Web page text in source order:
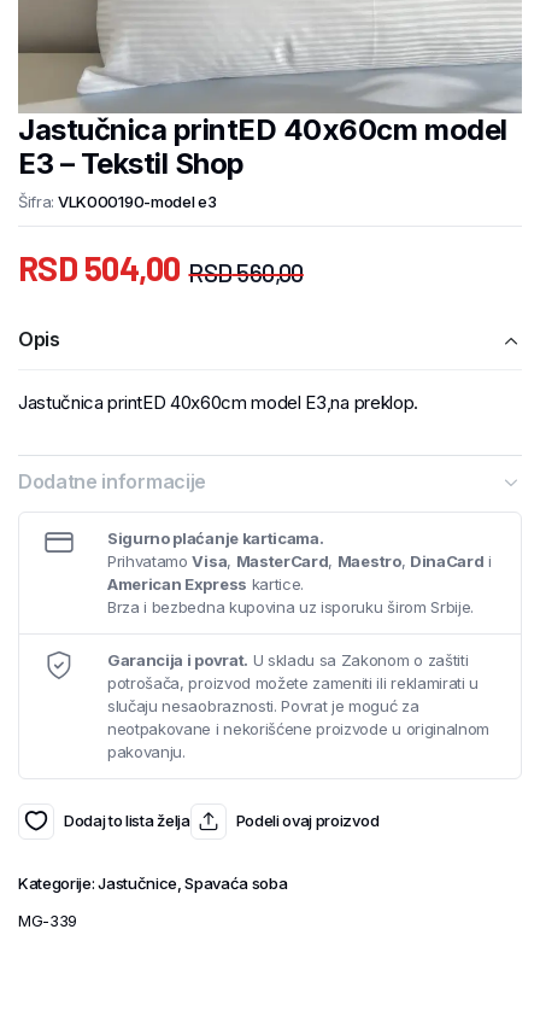
Jastučnica printED 40x60cm model
E3 – Tekstil Shop
Šifra: VLK000190-model e3
RSD560,00
RSD 504,00
Opis
Jastučnica printED 40x60cm model E3,na preklop.
Dodatne informacije
Sigurno plaćanje karticama.
PrihvatamoVisa, MasterCard, Maestro, DinaCard i
American Express kartice.
Brza i bezbedna kupovina uz isporuku širom Srbije.
Garancija i povrat. U skladu sa Zakonom o zaštiti
potrošača, proizvod možete zameniti ili reklamirati u
slučaju nesaobraznosti. Povrat je moguć za
neotpakovane i nekorišćene proizvode u originalnom
pakovanju.
Dodaj to lista želja Podeli ovaj proizvod
Kategorije:Jastučnice ,Spavaća soba
MG-339